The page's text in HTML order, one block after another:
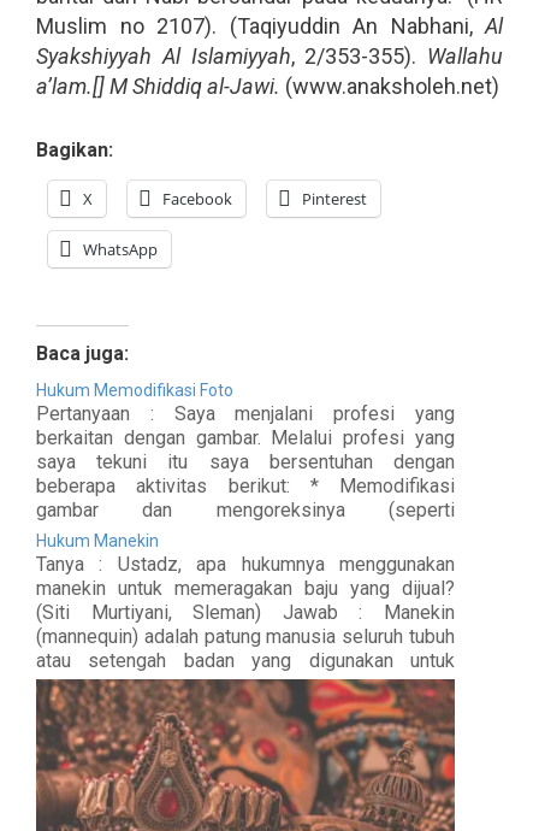
Muslim no 2107). (Taqiyuddin An Nabhani, Al
Syakshiyyah Al Islamiyyah, 2/353-355). Wallahu
a’lam.[] M Shiddiq al-Jawi. (www.anaksholeh.net)
Bagikan:
X Facebook Pinterest
WhatsApp
Baca juga:
Hukum Memodifikasi Foto
Pertanyaan : Saya menjalani profesi yang
berkaitan dengan gambar. Melalui profesi yang
saya tekuni itu saya bersentuhan dengan
beberapa aktivitas berikut: * Memodifikasi
gambar dan mengoreksinya (seperti
menghilangkan keriput, mengganti warna mata
atau beberapa fitur wajah, dan sebagainya) *
Menggambar lukisan manusia atau hewan-hewan
yang menyerupai kenyataan * Mencetak lukisan…
Hukum Manekin
Tanya : Ustadz, apa hukumnya menggunakan
manekin untuk memeragakan baju yang dijual?
(Siti Murtiyani, Sleman) Jawab : Manekin
(mannequin) adalah patung manusia seluruh tubuh
atau setengah badan yang digunakan untuk
memeragakan berbagai macam jenis pakaian jadi
di toko-toko pakaian. Manekin dapat dibuat dari
berbagai bahan, seperti plastik, kayu, atau kaca…